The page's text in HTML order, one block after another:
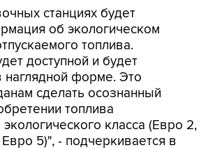
станциях будет
об экологическом
топлива.
доступной и будет
наглядной форме. Это
сделать осознанный
топлива
класса (Евро 2,
5)", - подчеркивается в